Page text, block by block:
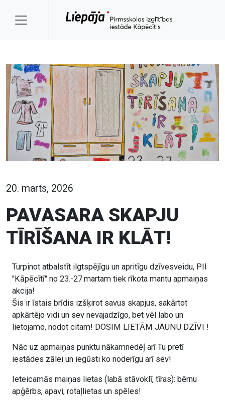
20. marts, 2026
PAVASARA SKAPJU
TĪRĪŠANA IR KLĀT!
Turpinot atbalstīt ilgtspējīgu un apritīgu dzīvesveidu, PII
"Kāpēcītī" no 23.-27.martam tiek rīkota mantu apmaiņas
akcija!
Šis ir īstais brīdis izšķirot savus skapjus, sakārtot
apkārtējo vidi un sev nevajadzīgo, bet vēl labo un
lietojamo, nodot citam! DOSIM LIETĀM JAUNU DZĪVI !
Nāc uz apmaiņas punktu nākamnedēļ arī Tu pretī
iestādes zālei un iegūsti ko noderīgu arī sev!
Ieteicamās maiņas lietas (labā stāvoklī, tīras): bērnu
apģērbs, apavi, rotaļlietas un spēles!